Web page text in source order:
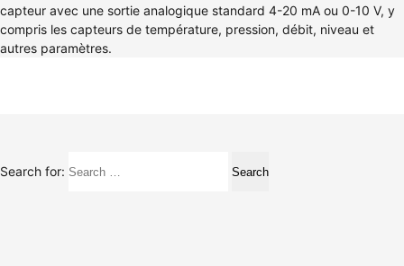
capteur avec une sortie analogique standard 4-20 mA ou 0-10 V, y
compris les capteurs de température, pression, débit, niveau et
autres paramètres.
Search for: